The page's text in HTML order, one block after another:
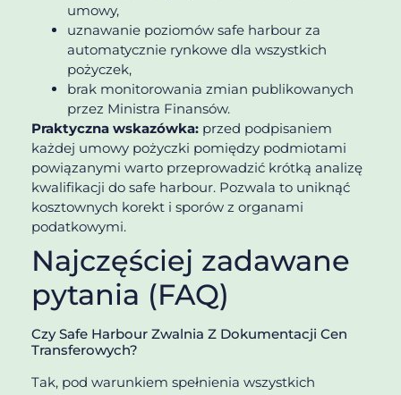
umowy,
uznawanie poziomów safe harbour za
automatycznie rynkowe dla wszystkich
pożyczek,
brak monitorowania zmian publikowanych
przez Ministra Finansów.
Praktyczna wskazówka: przed podpisaniem
każdej umowy pożyczki pomiędzy podmiotami
powiązanymi warto przeprowadzić krótką analizę
kwalifikacji do safe harbour. Pozwala to uniknąć
kosztownych korekt i sporów z organami
podatkowymi.
Najczęściej zadawane
pytania (FAQ)
Czy Safe Harbour Zwalnia Z Dokumentacji Cen
Transferowych?
Tak, pod warunkiem spełnienia wszystkich